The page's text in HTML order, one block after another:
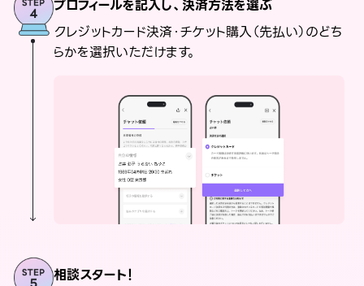
プロフィールを記入し、決済方法を選ぶ
クレジットカード決済・チケット購入（先払い）のどち
らかを選択いただけます。
相談スタート！